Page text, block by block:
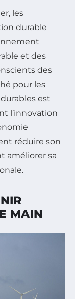
les
durable
et des
des
pour les
est
l’innovation
réduire son
améliorer sa
MAIN